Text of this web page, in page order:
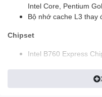
Intel Core, Pentium
Bộ nhớ cache L3 thay
Chipset
Intel B760 Express
Bộ nhớ
Hỗ trợ cho các